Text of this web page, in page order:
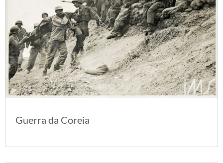
Guerra da Coreia